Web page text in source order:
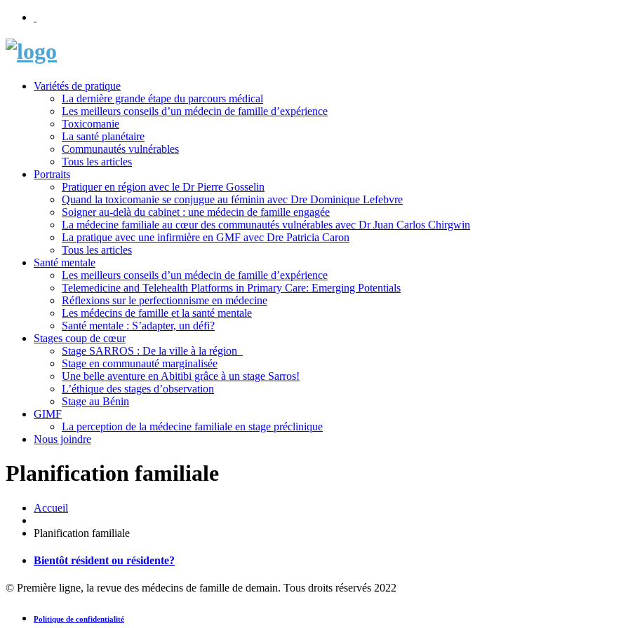
Variétés de pratique
La dernière grande étape du parcours médical
Les meilleurs conseils d’un médecin de famille d’expérience
Toxicomanie
La santé planétaire
Communautés vulnérables
Tous les articles
Portraits
Pratiquer en région avec le Dr Pierre Gosselin
Quand la toxicomanie se conjugue au féminin avec Dre Dominique Lefebvre
Soigner au-delà du cabinet : une médecin de famille engagée
La médecine familiale au cœur des communautés vulnérables avec Dr Juan Carlos Chirgwin
La pratique avec une infirmière en GMF avec Dre Patricia Caron
Tous les articles
Santé mentale
Les meilleurs conseils d’un médecin de famille d’expérience
Telemedicine and Telehealth Platforms in Primary Care: Emerging Potentials
Réflexions sur le perfectionnisme en médecine
Les médecins de famille et la santé mentale
Santé mentale : S’adapter, un défi?
Stages coup de cœur
Stage SARROS : De la ville à la région
Stage en communauté marginalisée
Une belle aventure en Abitibi grâce à un stage Sarros!
L’éthique des stages d’observation
Stage au Bénin
GIMF
La perception de la médecine familiale en stage préclinique
Nous joindre
Planification familiale
Accueil
Planification familiale
Bientôt résident ou résidente?
© Première ligne, la revue des médecins de famille de demain. Tous droits réservés 2022
Politique de confidentialité